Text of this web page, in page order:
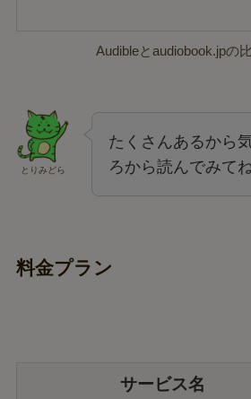
Audibleとaudiobook.jpの
とりみどら
たくさんあるから
ろから読んでみてね
料金プラン
サービス名